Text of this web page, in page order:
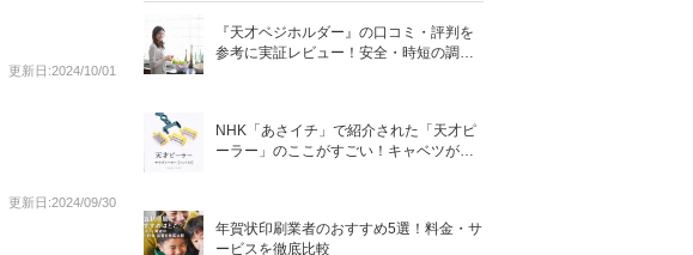
更新日:2024/10/01
更新日:2024/09/30
『天才ベジホルダー』の口コミ・評判を
参考に実証レビュー！安全・時短の調理
NHK「あさイチ」で紹介された「天才ピ
ーラー」のここがすごい！キャベツがほ
年賀状印刷業者のおすすめ5選！料金・サ
ービスを徹底比較